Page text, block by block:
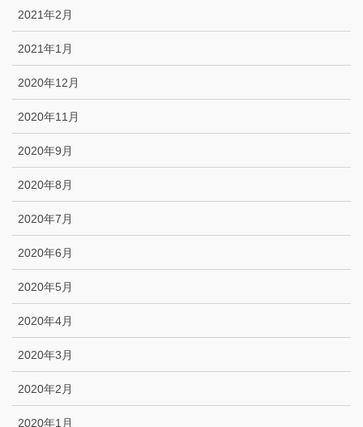
2021年2月
2021年1月
2020年12月
2020年11月
2020年9月
2020年8月
2020年7月
2020年6月
2020年5月
2020年4月
2020年3月
2020年2月
2020年1月